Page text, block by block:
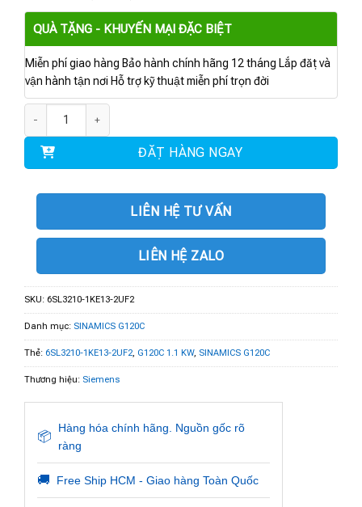
QUÀ TẶNG - KHUYẾN MẠI ĐẶC BIỆT
Miễn phí giao hàng Bảo hành chính hãng 12 tháng Lắp đặt và
vận hành tận nơi Hỗ trợ kỹ thuật miễn phí trọn đời
ĐẶT HÀNG NGAY
LIÊN HỆ TƯ VẤN
LIÊN HỆ ZALO
SKU: 6SL3210-1KE13-2UF2
Danh mục: SINAMICS G120C
Thẻ: 6SL3210-1KE13-2UF2, G120C 1.1 KW, SINAMICS G120C
Thương hiệu: Siemens
📦
Hàng hóa chính hãng. Nguồn gốc rõ
ràng
🚚 Free Ship HCM - Giao hàng Toàn Quốc